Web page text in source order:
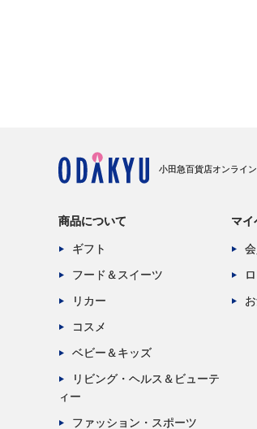
小田急百貨店オンライ
商品について
ギフト
フード＆スイーツ
リカー
コスメ
ベビー＆キッズ
リビング・ヘルス＆ビューテ
ィー
ファッション・スポーツ
マイ